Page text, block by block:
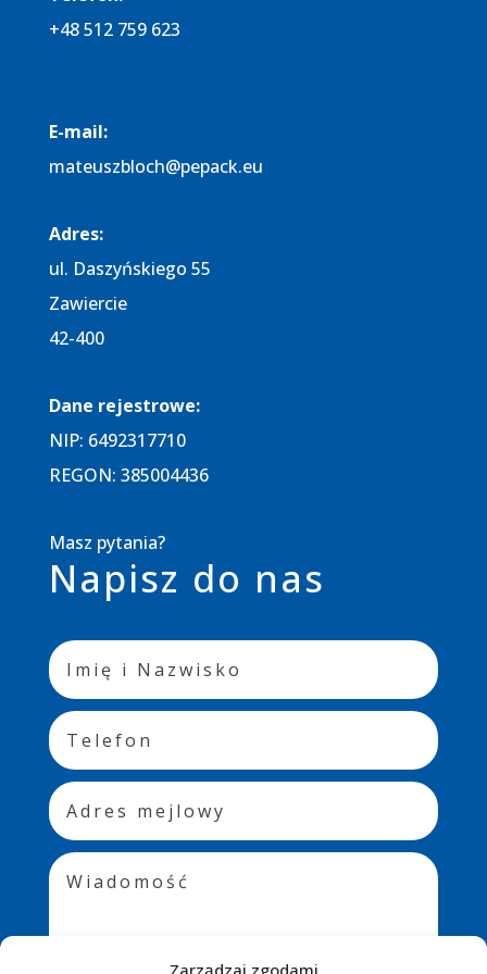
Zarządzaj zgodami
+48 512 759 623
E-mail:
mateuszbloch@pepack.eu
Adres:​
ul. Daszyńskiego 55
Zawiercie
42-400
Dane rejestrowe:​
NIP: 6492317710
REGON: 385004436
Masz pytania?
Napisz do nas